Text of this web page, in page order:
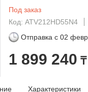
Под заказ
Код: ATV212HD55N4
Отправка с 02
1 899 240 ₸
Характеристики